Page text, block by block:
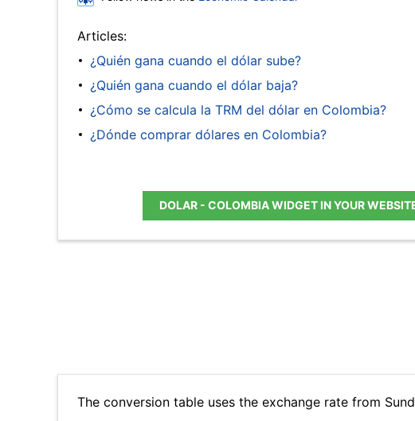
Articles:
¿Quién gana cuando el dólar sube?
¿Quién gana cuando el dólar baja?
¿Cómo se calcula la TRM del dólar en Colombia?
¿Dónde comprar dólares en Colombia?
DOLAR - COLOMBIA WIDGET IN YOUR
The conversion table uses the exchange rate from